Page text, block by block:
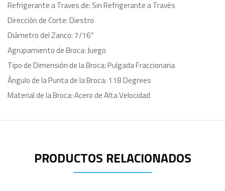
Refrigerante a Traves de: Sin Refrigerante a Través
Dirección de Corte: Diestro
Diámetro del Zanco: 7/16″
Agrupamiento de Broca: Juego
Tipo de Dimensión de la Broca: Pulgada Fraccionaria
Ángulo de la Punta de la Broca: 118 Degrees
Material de la Broca: Acero de Alta Velocidad
PRODUCTOS RELACIONADOS